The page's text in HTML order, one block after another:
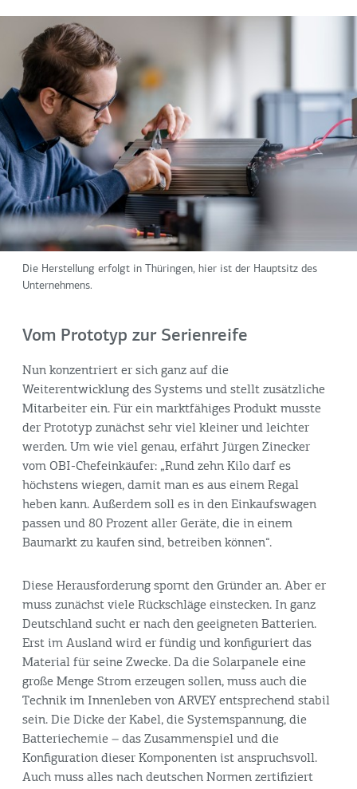
Die Herstellung erfolgt in Thüringen, hier ist der Hauptsitz des
Unternehmens.
Vom Prototyp zur Serienreife
Nun konzentriert er sich ganz auf die
Weiterentwicklung des Systems und stellt zusätzliche
Mitarbeiter ein. Für ein marktfähiges Produkt musste
der Prototyp zunächst sehr viel kleiner und leichter
werden. Um wie viel genau, erfährt Jürgen Zinecker
vom OBI-Chefeinkäufer: „Rund zehn Kilo darf es
höchstens wiegen, damit man es aus einem Regal
heben kann. Außerdem soll es in den Einkaufswagen
passen und 80 Prozent aller Geräte, die in einem
Baumarkt zu kaufen sind, betreiben können“.
Diese Herausforderung spornt den Gründer an. Aber er
muss zunächst viele Rückschläge einstecken. In ganz
Deutschland sucht er nach den geeigneten Batterien.
Erst im Ausland wird er fündig und konfiguriert das
Material für seine Zwecke. Da die Solarpanele eine
große Menge Strom erzeugen sollen, muss auch die
Technik im Innenleben von ARVEY entsprechend stabil
sein. Die Dicke der Kabel, die Systemspannung, die
Batteriechemie – das Zusammenspiel und die
Konfiguration dieser Komponenten ist anspruchsvoll.
Auch muss alles nach deutschen Normen zertifiziert